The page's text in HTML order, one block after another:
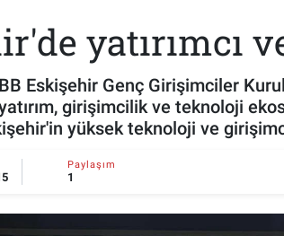
yatırımcı
Eskişehir Genç Girişimciler
girişimcilik ve teknoloji
yüksek teknoloji ve
Paylaşım
1